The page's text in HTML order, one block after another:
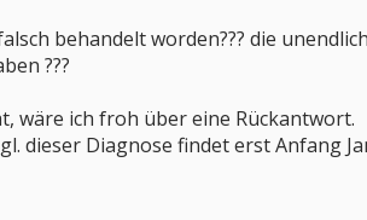
behandelt worden??? die
???
wäre ich froh über eine Rückantwort.
dieser Diagnose findet erst Anfang